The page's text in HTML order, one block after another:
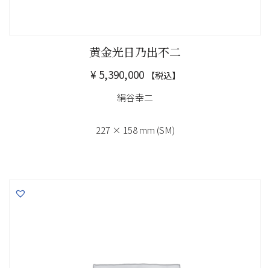
黄金光日乃出不二
¥ 5,390,000 【税込】
絹谷幸二
227 × 158 mm (SM)